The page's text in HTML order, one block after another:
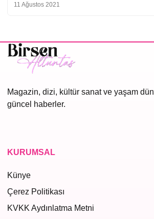
11 Ağustos 2021
Magazin, dizi, kültür sanat ve yaşam
güncel haberler.
KURUMSAL
Künye
Çerez Politikası
KVKK Aydınlatma Metni